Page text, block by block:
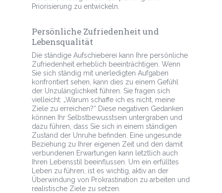
Priorisierung zu entwickeln.
Persönliche Zufriedenheit und
Lebensqualität
Die ständige Aufschieberei kann Ihre persönliche
Zufriedenheit erheblich beeinträchtigen. Wenn
Sie sich ständig mit unerledigten Aufgaben
konfrontiert sehen, kann dies zu einem Gefühl
der Unzulänglichkeit führen. Sie fragen sich
vielleicht: „Warum schaffe ich es nicht, meine
Ziele zu erreichen?“ Diese negativen Gedanken
können Ihr Selbstbewusstsein untergraben und
dazu führen, dass Sie sich in einem ständigen
Zustand der Unruhe befinden. Eine ungesunde
Beziehung zu Ihrer eigenen Zeit und den damit
verbundenen Erwartungen kann letztlich auch
Ihren Lebensstil beeinflussen. Um ein erfülltes
Leben zu führen, ist es wichtig, aktiv an der
Überwindung von Prokrastination zu arbeiten und
realistische Ziele zu setzen.